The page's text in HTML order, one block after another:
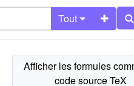
Tout